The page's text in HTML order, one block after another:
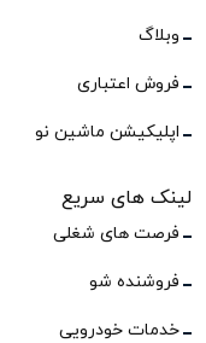
وبلاگ
فروش اعتباری
اپلیکیشن ماشین نو
لینک های سریع
فرصت های شغلی
فروشنده شو
خدمات خودرویی